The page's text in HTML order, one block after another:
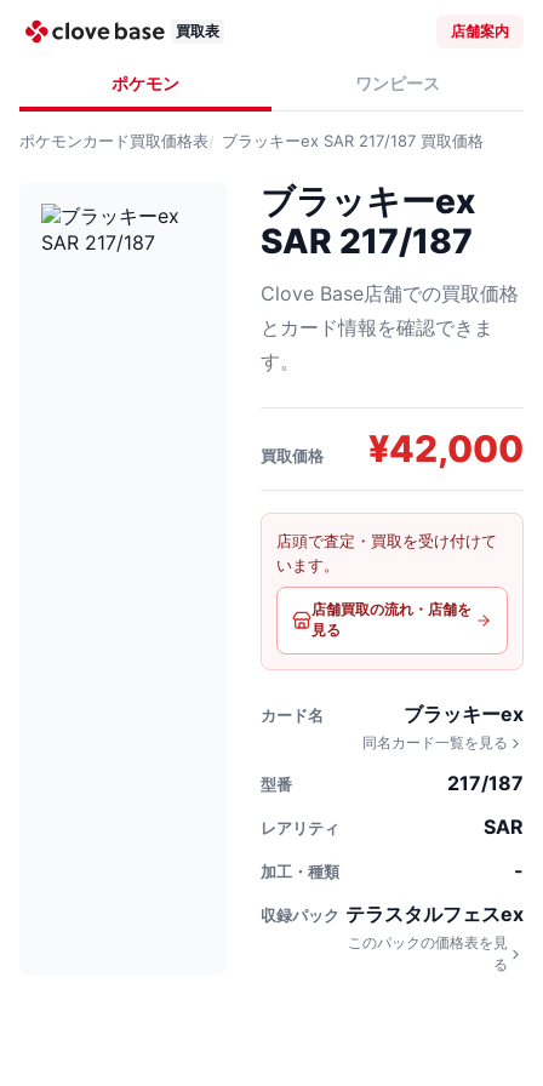
買取表 店舗案内
ポケモン ワンピース
ポケモンカード買取価格表 ブラッキーex SAR 217/187 買取価格
ブラッキーex
SAR 217/187
Clove Base店舗での買取価格
とカード情報を確認できま
す。
買取価格 ¥42,000
店頭で査定・買取を受け付けて
います。
店舗買取の流れ・店舗を
見る
カード名 ブラッキーex
同名カード一覧を見る
型番 217/187
レアリティ SAR
加工・種類 -
収録パック テラスタルフェスex
このパックの価格表を見
る